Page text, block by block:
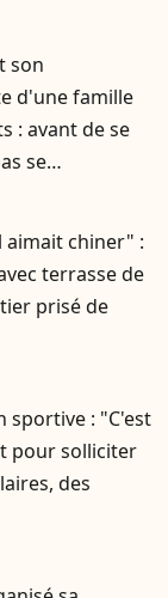
son
d'une famille
: avant de se
se
aimait chiner" :
terrasse de
prisé de
sportive : "C'est
pour solliciter
des